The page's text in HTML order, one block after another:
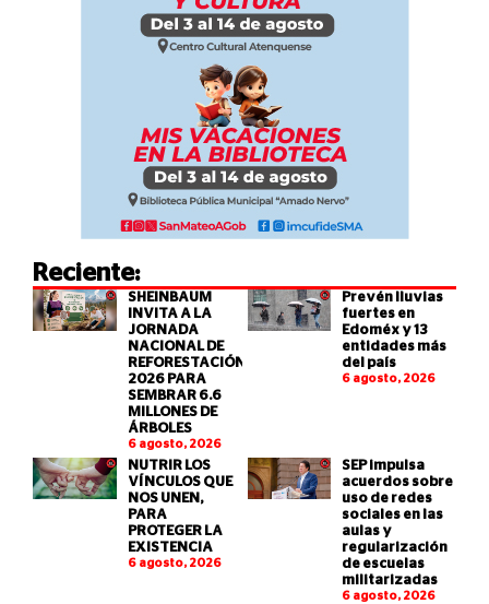
Reciente:
SHEINBAUM
INVITA A LA
JORNADA
NACIONAL DE
REFORESTACIÓN
2026 PARA
SEMBRAR 6.6
MILLONES DE
ÁRBOLES
6 agosto, 2026
Prevén lluvias
fuertes en
Edoméx y 13
entidades más
del país
6 agosto, 2026
NUTRIR LOS
VÍNCULOS QUE
NOS UNEN,
PARA
PROTEGER LA
EXISTENCIA
6 agosto, 2026
SEP impulsa
acuerdos sobre
uso de redes
sociales en las
aulas y
regularización
de escuelas
militarizadas
6 agosto, 2026